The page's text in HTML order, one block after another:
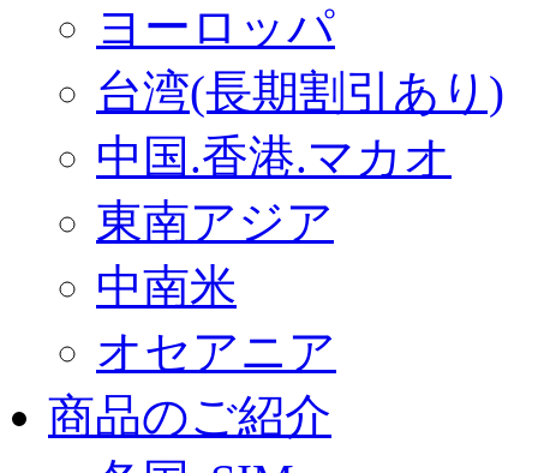
ヨーロッパ
台湾(長期割引あり)
中国.香港.マカオ
東南アジア
中南米
オセアニア
商品のご紹介